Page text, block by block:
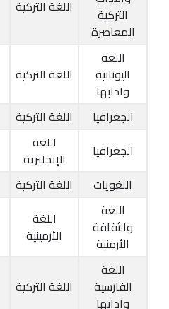
التركية
المعاصرة
اللغة التركية
اللغة
اليونانية
وآدابها
اللغة التركية
الجغرافيا
اللغة التركية
الجغرافيا
اللغة
الإنجليزية
اللغويات
اللغة التركية
اللغة
والثقافة
الأرمنية
اللغة
الأرمينية
اللغة
الفارسية
وآدابها
اللغة التركية